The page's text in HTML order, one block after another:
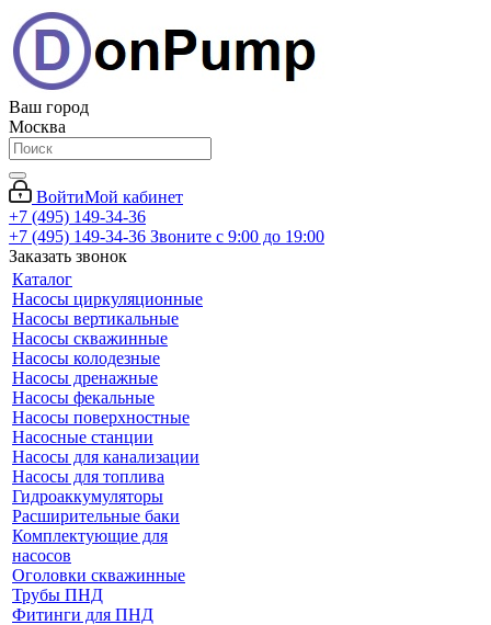
Ваш город
Москва
ВойтиМой кабинет
+7 (495) 149-34-36
+7 (495) 149-34-36 Звоните с 9:00 до 19:00
Заказать звонок
Каталог
Насосы циркуляционные
Насосы вертикальные
Насосы скважинные
Насосы колодезные
Насосы дренажные
Насосы фекальные
Насосы поверхностные
Насосные станции
Насосы для канализации
Насосы для топлива
Гидроаккумуляторы
Расширительные баки
Комплектующие для
насосов
Оголовки скважинные
Трубы ПНД
Фитинги для ПНД